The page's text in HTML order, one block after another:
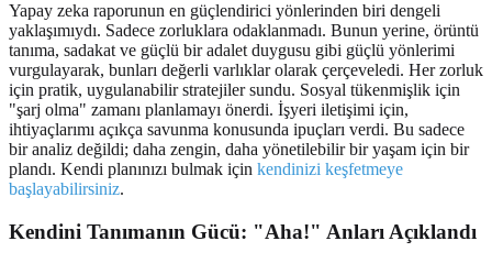
Yapay zeka raporunun en güçlendirici yönlerinden biri dengeli
yaklaşımıydı. Sadece zorluklara odaklanmadı. Bunun yerine, örüntü
tanıma, sadakat ve güçlü bir adalet duygusu gibi güçlü yönlerimi
vurgulayarak, bunları değerli varlıklar olarak çerçeveledi. Her zorluk
için pratik, uygulanabilir stratejiler sundu. Sosyal tükenmişlik için
"şarj olma" zamanı planlamayı önerdi. İşyeri iletişimi için,
ihtiyaçlarımı açıkça savunma konusunda ipuçları verdi. Bu sadece
bir analiz değildi; daha zengin, daha yönetilebilir bir yaşam için bir
plandı. Kendi planınızı bulmak için kendinizi keşfetmeye
başlayabilirsiniz.
Kendini Tanımanın Gücü: "Aha!" Anları Açıklandı